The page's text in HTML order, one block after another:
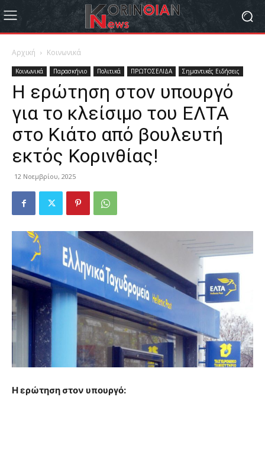
Αρχική Κοινωνικά
Κοινωνικά Παρασκήνιο Πολιτικά ΠΡΩΤΟΣΕΛΙΔΑ Σημαντικές Ειδήσεις
Η ερώτηση στον υπουργό
για το κλείσιμο του ΕΛΤΑ
στο Κιάτο από βουλευτή
εκτός Κορινθίας!
12 Νοεμβρίου, 2025
Η ερώτηση στον υπουργό: